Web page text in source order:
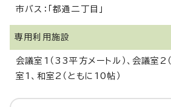
市バス：「都通二丁目」
専用利用施設
会議室1（33平方メートル）、会議室2
室1、和室2（ともに10帖）